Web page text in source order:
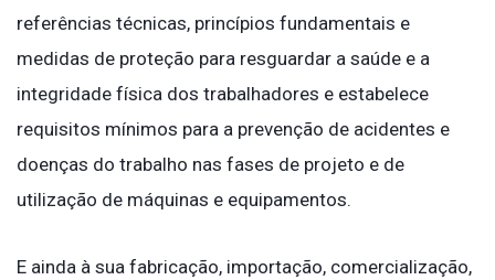
referências técnicas, princípios fundamentais e
medidas de proteção para resguardar a saúde e a
integridade física dos trabalhadores e estabelece
requisitos mínimos para a prevenção de acidentes e
doenças do trabalho nas fases de projeto e de
utilização de máquinas e equipamentos.
E ainda à sua fabricação, importação, comercialização,